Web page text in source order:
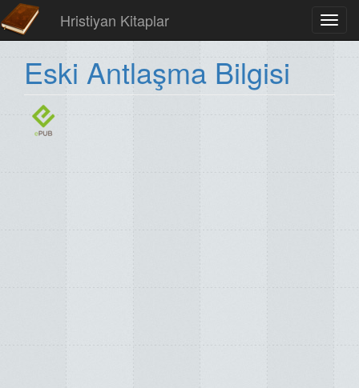
Hristiyan Kitaplar
Eski Antlaşma Bilgisi